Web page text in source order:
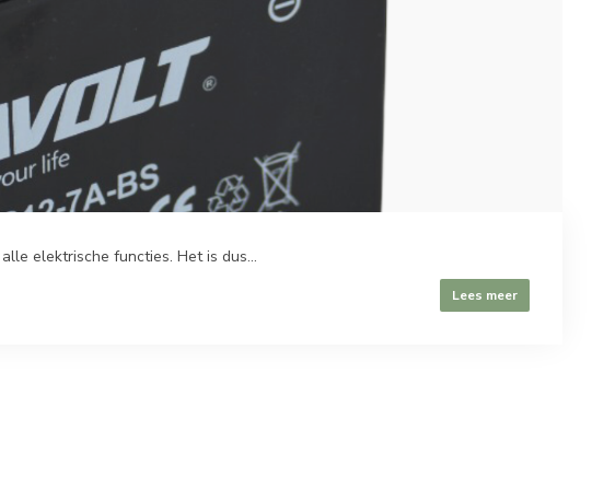
elektrische functies. Het is dus...
Lees meer